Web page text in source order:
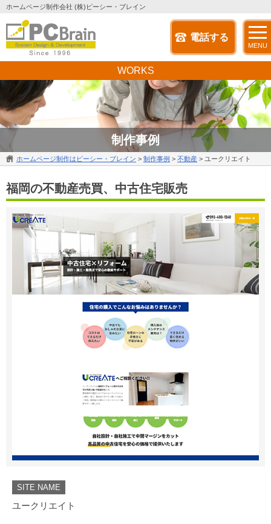
ホームページ制作会社 (株)ピーシー・ブレイン
電話する
MENU
制作事例
WORKS
ホームページ制作はピーシー・ブレイン > 制作事例 > 不動産 > ユークリエイト
福岡の不動産売買、中古住宅販売
SITE NAME
ユークリエイト